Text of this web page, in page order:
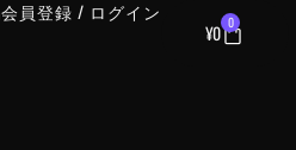
会員登録 / ログイン
¥0 0